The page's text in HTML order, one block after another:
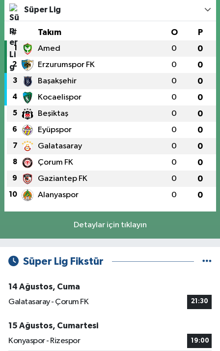
Süper Lig
# Takım O P
1 Amed 0 0
2 Erzurumspor FK 0 0
3 Başakşehir 0 0
4 Kocaelispor 0 0
5 Beşiktaş 0 0
6 Eyüpspor 0 0
7 Galatasaray 0 0
8 Çorum FK 0 0
9 Gaziantep FK 0 0
10 Alanyaspor 0 0
Detaylar için tıklayın
Süper Lig Fikstür
14 Ağustos, Cuma
Galatasaray - Çorum FK
21:30
15 Ağustos, Cumartesi
Konyaspor - Rizespor
19:00